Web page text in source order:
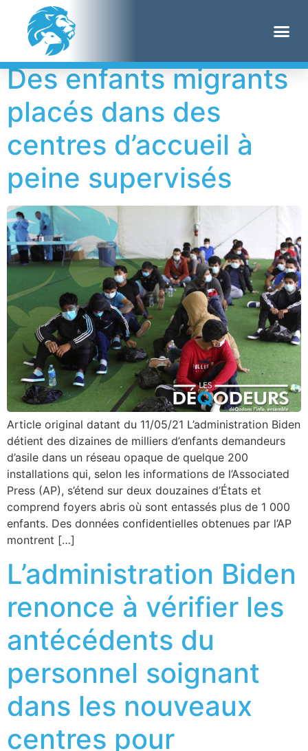
Étiquette :
Des enfants migrants
placés dans des
centres d’accueil à
peine supervisés
Article original datant du 11/05/21 L’administration Biden
détient des dizaines de milliers d’enfants demandeurs
d’asile dans un réseau opaque de quelque 200
installations qui, selon les informations de l’Associated
Press (AP), s’étend sur deux douzaines d’États et
comprend foyers abris où sont entassés plus de 1 000
enfants. Des données confidentielles obtenues par l’AP
montrent […]
L’administration Biden
renonce à vérifier les
antécédents du
personnel soignant
dans les nouveaux
centres pour